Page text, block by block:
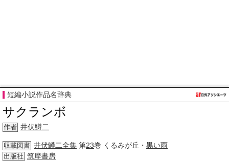
短編小説作品名辞典
サクランボ
作者 井伏鱒二
収載図書 井伏鱒二全集 第23巻 くるみが丘・ 黒い雨
出版社 筑摩書房